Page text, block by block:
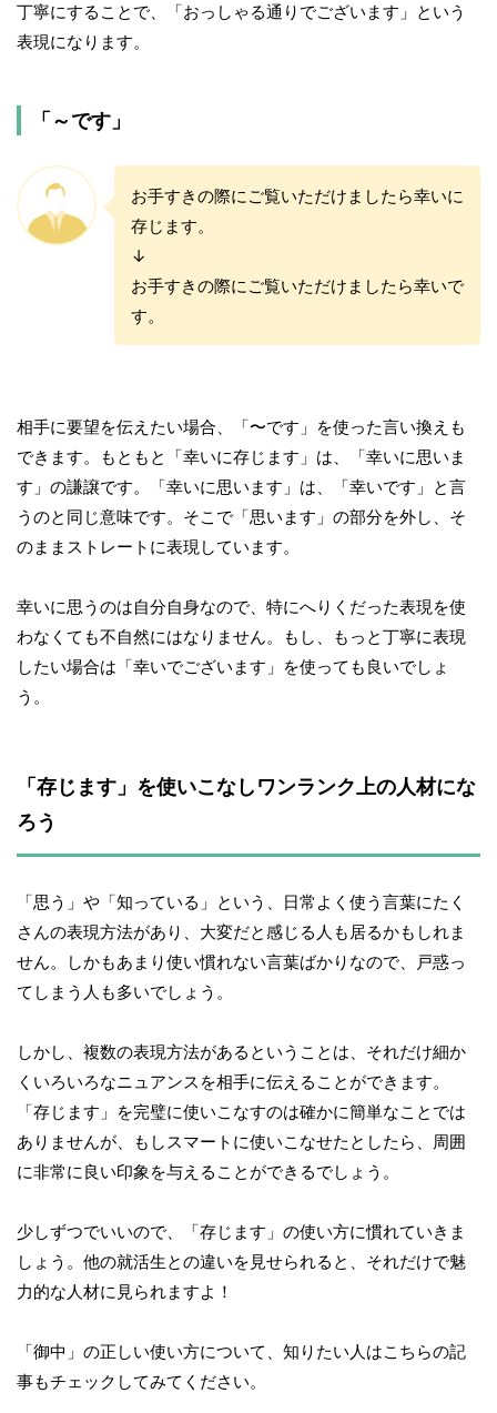
丁寧にすることで、「おっしゃる通りでございます」という
表現になります。
「～です」
お手すきの際にご覧いただけましたら幸いに
存じます。
↓
お手すきの際にご覧いただけましたら幸いで
す。
相手に要望を伝えたい場合、「〜です」を使った言い換えも
できます。もともと「幸いに存じます」は、「幸いに思いま
す」の謙譲です。「幸いに思います」は、「幸いです」と言
うのと同じ意味です。そこで「思います」の部分を外し、そ
のままストレートに表現しています。
幸いに思うのは自分自身なので、特にへりくだった表現を使
わなくても不自然にはなりません。もし、もっと丁寧に表現
したい場合は「幸いでございます」を使っても良いでしょ
う。
「存じます」を使いこなしワンランク上の人材にな
ろう
「思う」や「知っている」という、日常よく使う言葉にたく
さんの表現方法があり、大変だと感じる人も居るかもしれま
せん。しかもあまり使い慣れない言葉ばかりなので、戸惑っ
てしまう人も多いでしょう。
しかし、複数の表現方法があるということは、それだけ細か
くいろいろなニュアンスを相手に伝えることができます。
「存じます」を完璧に使いこなすのは確かに簡単なことでは
ありませんが、もしスマートに使いこなせたとしたら、周囲
に非常に良い印象を与えることができるでしょう。
少しずつでいいので、「存じます」の使い方に慣れていきま
しょう。他の就活生との違いを見せられると、それだけで魅
力的な人材に見られますよ！
「御中」の正しい使い方について、知りたい人はこちらの記
事もチェックしてみてください。